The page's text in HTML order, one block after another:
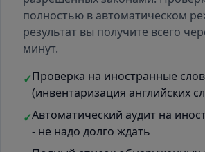
полностью в автоматическом
результат вы получите всего
минут.
✓Проверка на иностранные
(инвентаризация английских
✓Автоматический аудит на
- не надо долго ждать